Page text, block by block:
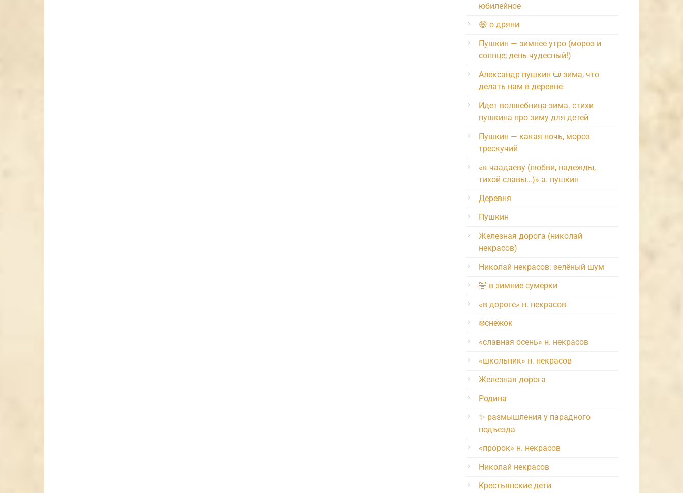
юбилейное
😆 о дряни
Пушкин — зимнее утро (мороз и
солнце; день чудесный!)
Александр пушкин 📜 зима, что
делать нам в деревне
Идет волшебница-зима. стихи
пушкина про зиму для детей
Пушкин — какая ночь, мороз
трескучий
«к чаадаеву (любви, надежды,
тихой славы…)» а. пушкин
Деревня
Пушкин
Железная дорога (николай
некрасов)
Николай некрасов: зелёный шум
🤣 в зимние сумерки
«в дороге» н. некрасов
❄️снежок
«славная осень» н. некрасов
«школьник» н. некрасов
Железная дорога
Родина
✨ размышления у парадного
подъезда
«пророк» н. некрасов
Николай некрасов
Крестьянские дети